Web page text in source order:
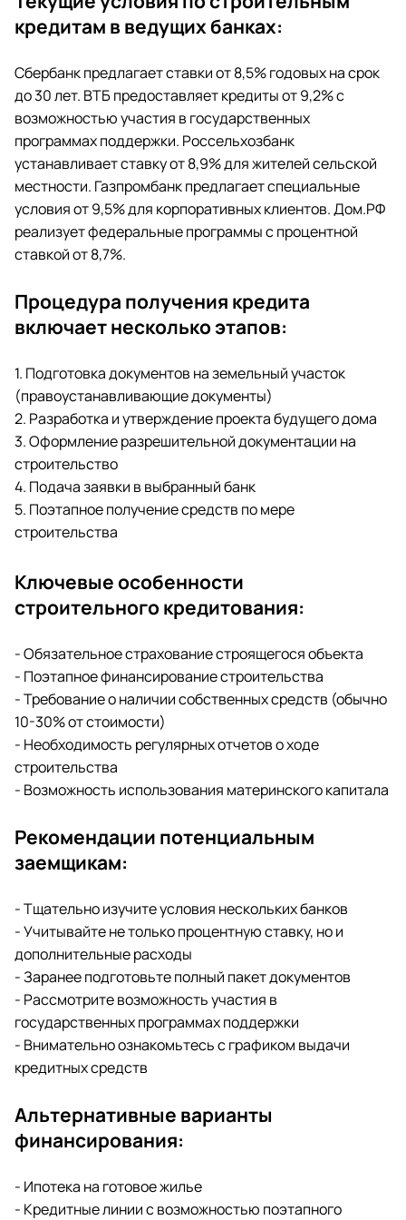
кредитам в ведущих банках:
Сбербанк предлагает ставки от 8,5% годовых на срок
до 30 лет. ВТБ предоставляет кредиты от 9,2% с
возможностью участия в государственных
программах поддержки. Россельхозбанк
устанавливает ставку от 8,9% для жителей сельской
местности. Газпромбанк предлагает специальные
условия от 9,5% для корпоративных клиентов. Дом.РФ
реализует федеральные программы с процентной
ставкой от 8,7%.
Процедура получения кредита
включает несколько этапов:
1. Подготовка документов на земельный участок
(правоустанавливающие документы)
2. Разработка и утверждение проекта будущего дома
3. Оформление разрешительной документации на
строительство
4. Подача заявки в выбранный банк
5. Поэтапное получение средств по мере
строительства
Ключевые особенности
строительного кредитования:
- Обязательное страхование строящегося объекта
- Поэтапное финансирование строительства
- Требование о наличии собственных средств (обычно
10-30% от стоимости)
- Необходимость регулярных отчетов о ходе
строительства
- Возможность использования материнского капитала
Рекомендации потенциальным
заемщикам:
- Тщательно изучите условия нескольких банков
- Учитывайте не только процентную ставку, но и
дополнительные расходы
- Заранее подготовьте полный пакет документов
- Рассмотрите возможность участия в
государственных программах поддержки
- Внимательно ознакомьтесь с графиком выдачи
кредитных средств
Альтернативные варианты
финансирования:
- Ипотека на готовое жилье
- Кредитные линии с возможностью поэтапного